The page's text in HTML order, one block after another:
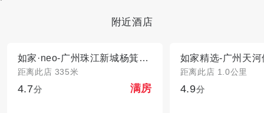
附近酒店
如家·neo-广州珠江新城杨箕地铁站店
距离此店 335米
4.7分 满房
距离此店 1.0公里
4.9分